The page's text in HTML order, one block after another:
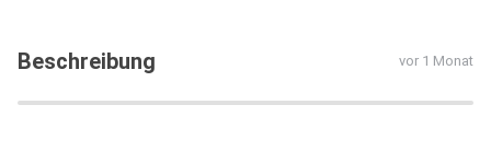
Beschreibung vor 1 Monat